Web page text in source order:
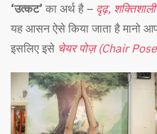
‘उत्कट’ का अर्थ है – दृढ़, शक्तिशाली
यह आसन ऐसे किया जाता है मानो
इसलिए इसे चेयर पोज़ (Chair